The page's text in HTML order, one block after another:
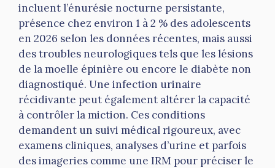
incluent l’énurésie nocturne persistante,
présence chez environ 1 à 2 % des adolescents
en 2026 selon les données récentes, mais aussi
des troubles neurologiques tels que les lésions
de la moelle épinière ou encore le diabète non
diagnostiqué. Une infection urinaire
récidivante peut également altérer la capacité
à contrôler la miction. Ces conditions
demandent un suivi médical rigoureux, avec
examens cliniques, analyses d’urine et parfois
des imageries comme une IRM pour préciser le